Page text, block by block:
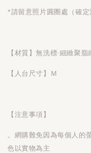
*請留意照片圓圈處（確定
【材質】無洗標-細緻聚脂
【人台尺寸】Ｍ
【注意事項】
。網購難免因為每個人的
色以實物為主